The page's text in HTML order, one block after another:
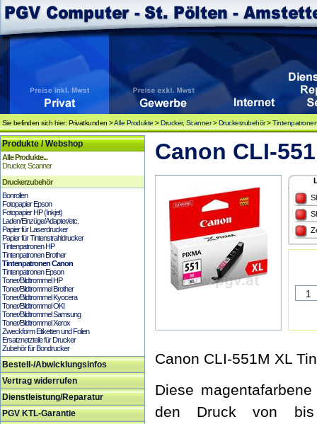
Sie befinden sich hier: Privatkunden >Alle Produkte >Drucker, Scanner>Druckerzubehör>
Produkte / Webshop
Alle Produkte...
Drucker, Scanner
Druckerzubehör
Bonrollen
Fotopapier Epson
Fotopapier HP (Inkjet)
Laden/Einzüge/Adapter/etc.
Papier für Laserdrucker
Papier für Tintenstrahldrucker
Tintenpatronen HP
Tintenpatronen Brother
Tintenpatronen Canon
Tintenpatronen Epson
Toner/Bildtrommel HP
Toner/Bildtrommel Brother
Toner/Bildtrommel Kyocera
Toner/Bildtrommel OKI
Toner/Bildtrommel Samsung
Toner/Bildtrommel Xerox
Zweckform Etiketten und Folien
Ersatznetzteile für Drucker
Zubehör für Bondrucker
Bestell-/Abwicklungsinfos
Vertrag widerrufen
Dienstleistung/Reparatur
PGV KTL-Garantie
Canon CLI-
Canon CLI-551M XL
Diese
den Druck von